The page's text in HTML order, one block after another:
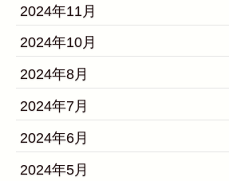
2024年11月
2024年10月
2024年8月
2024年7月
2024年6月
2024年5月